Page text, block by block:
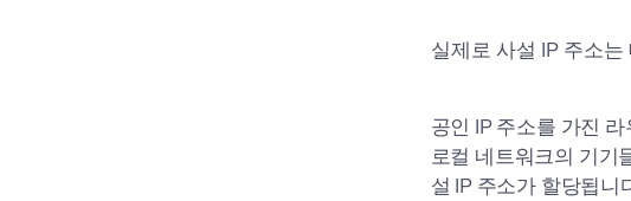
실제로 사설 IP 주소
공인 IP 주소를 가진
로컬 네트워크의 기기
설 IP 주소가 할당됩니